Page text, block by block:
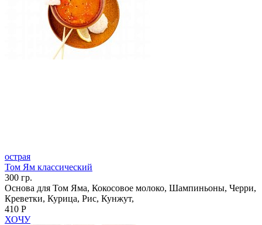
острая
Том Ям классический
300 гр.
Основа для Том Яма, Кокосовое молоко, Шампиньоны, Черри,
Креветки, Курица, Рис, Кунжут,
410 Р
ХОЧУ